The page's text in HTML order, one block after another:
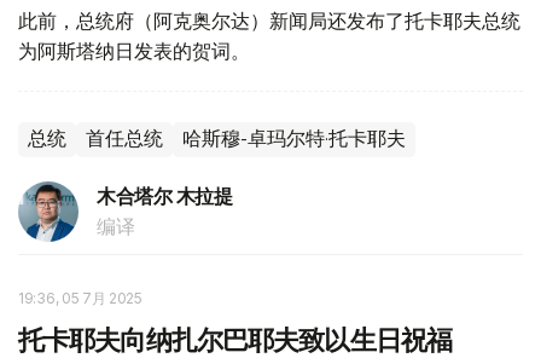
此前，总统府（阿克奥尔达）新闻局还发布了托卡耶夫总统
为阿斯塔纳日发表的贺词。
总统 首任总统 哈斯穆-卓玛尔特·托卡耶夫
木合塔尔 木拉提
编译
19:36, 05 7月 2025
托卡耶夫向纳扎尔巴耶夫致以生日祝福